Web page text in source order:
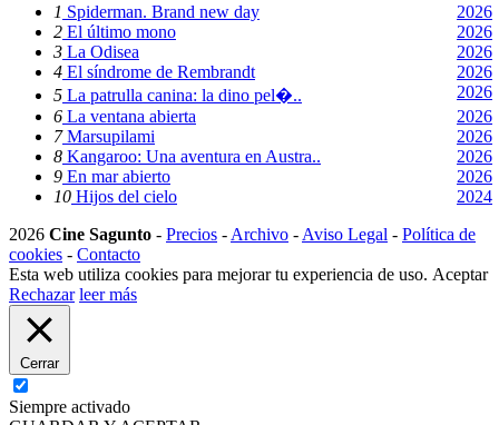
1 Spiderman. Brand new day
2026
2 El último mono
2026
3 La Odisea
2026
4 El síndrome de Rembrandt
2026
5 La patrulla canina: la dino pel�..
2026
6 La ventana abierta
2026
7Marsupilami
2026
8 Kangaroo: Una aventura en Austra..
2026
9 En mar abierto
2026
10 Hijos del cielo
2024
2026 Cine Sagunto - Precios - Archivo - Aviso Legal - Política de
cookies - Contacto
Esta web utiliza cookies para mejorar tu experiencia de uso. Aceptar
Rechazar leer más
Cerrar
Siempre activado